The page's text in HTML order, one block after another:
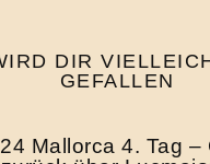
DIR
GEFALLEN
Mallorca 4. Tag –